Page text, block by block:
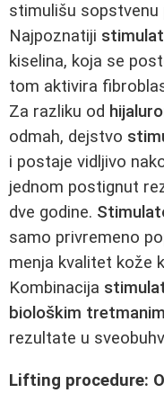
stimulišu sopstvenu
Najpoznatiji
kiselina, koja se
tom aktivira
Za razliku od
odmah, dejstvo
i postaje vidljivo
jednom postignut
dve godine.
samo privremeno
menja kvalitet kože
Kombinacija
biološkim
rezultate u
Lifting procedure: